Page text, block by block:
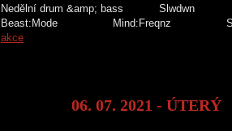
Nedělní drum &amp;
Beast:Mode Mind:Freqnz
akce
06. 07. 2021 - ÚTERÝ